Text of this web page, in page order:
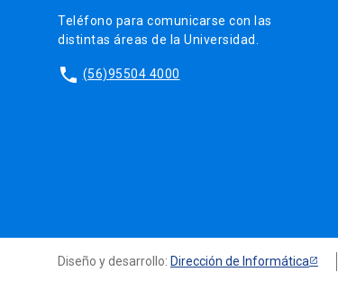
Teléfono para comunicarse con las
distintas áreas de la Universidad.
phone (56)95504 4000
Diseño y desarrollo: Dirección de Informática